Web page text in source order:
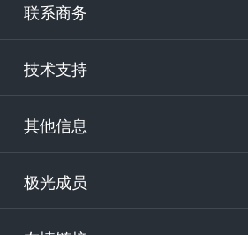
联系商务
技术支持
其他信息
极光成员